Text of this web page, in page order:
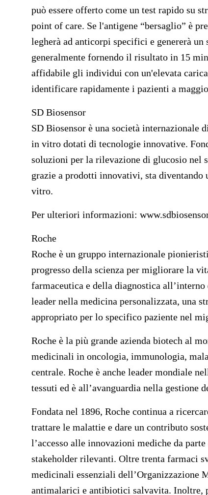
può essere offerto come un test rapido su
point of care. Se l'antigene “bersaglio” è
legherà ad anticorpi specifici e genererà
generalmente fornendo il risultato in 15
affidabile gli individui con un'elevata
identificare rapidamente i pazienti a
SD Biosensor
SD Biosensor è una società
in vitro dotati di tecnologie innovative.
soluzioni per la rilevazione di glucosio nel
grazie a prodotti innovativi, sta diventando
vitro.
Per ulteriori informazioni:
Roche
Roche è un gruppo internazionale
progresso della scienza per migliorare la
farmaceutica e della diagnostica all’interno
leader nella medicina personalizzata, una
appropriato per lo specifico paziente nel
Roche è la più grande azienda biotech al
medicinali in oncologia, immunologia,
centrale. Roche è anche leader mondiale
tessuti ed è all’avanguardia nella gestione
Fondata nel 1896, Roche continua a
trattare le malattie e dare un contributo
l’accesso alle innovazioni mediche da
stakeholder rilevanti. Oltre trenta farmaci
medicinali essenziali dell’Organizzazione
antimalarici e antibiotici salvavita. Inoltre,